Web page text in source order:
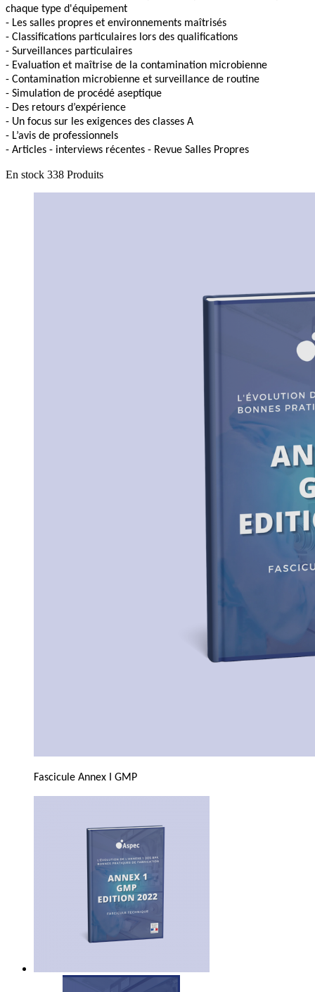
chaque type d'équipement
- Les salles propres et environnements maîtrisés
- Classifications particulaires lors des qualifications
- Surveillances particulaires
- Evaluation et maîtrise de la contamination microbienne
- Contamination microbienne et surveillance de routine
- Simulation de procédé aseptique
- Des retours d’expérience
- Un focus sur les exigences des classes A
- L’avis de professionnels
- Articles - interviews récentes - Revue Salles Propres
En stock 338 Produits
Fascicule Annex I GMP